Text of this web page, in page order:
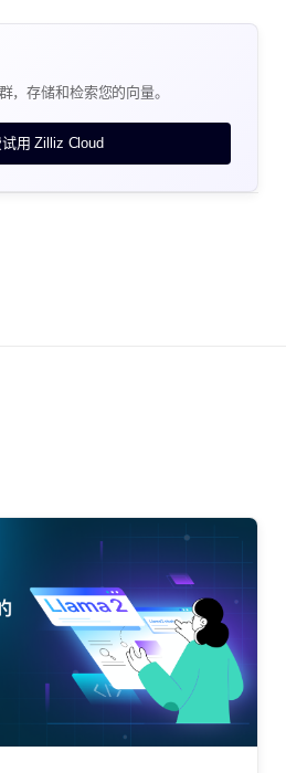
，存储和检索您的向量。
用 Zilliz Cloud